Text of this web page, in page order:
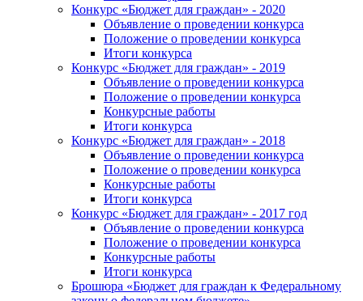
Конкурс «Бюджет для граждан» - 2020
Объявление о проведении конкурса
Положение о проведении конкурса
Итоги конкурса
Конкурс «Бюджет для граждан» - 2019
Объявление о проведении конкурса
Положение о проведении конкурса
Конкурсные работы
Итоги конкурса
Конкурс «Бюджет для граждан» - 2018
Объявление о проведении конкурса
Положение о проведении конкурса
Конкурсные работы
Итоги конкурса
Конкурс «Бюджет для граждан» - 2017 год
Объявление о проведении конкурса
Положение о проведении конкурса
Конкурсные работы
Итоги конкурса
Брошюра «Бюджет для граждан к Федеральному